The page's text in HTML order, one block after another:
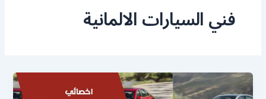
فني السيارات الالمانية